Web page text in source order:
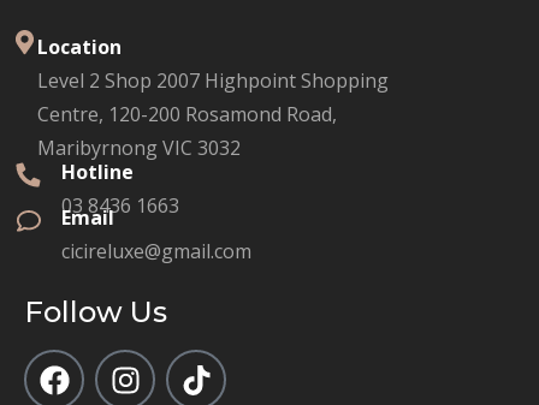
Location
Level 2 Shop 2007 Highpoint Shopping
Centre, 120-200 Rosamond Road,
Maribyrnong VIC 3032
Hotline
03 8436 1663
Email
cicireluxe@gmail.com
Follow Us